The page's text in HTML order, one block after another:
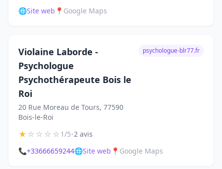
🌐Site web 📍 Google Maps
Violaine Laborde -
Psychologue
Psychothérapeute Bois le
Roi
20 Rue Moreau de Tours, 77590
Bois-le-Roi
psychologue-blr77.fr
★☆☆☆☆1/5•2 avis
📞+33666659244🌐Site web 📍 Google Maps